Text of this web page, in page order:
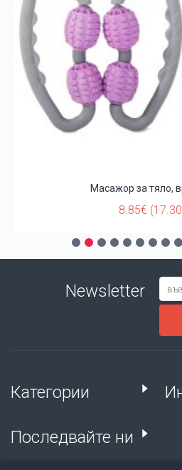
Масажор за тяло,
8.85€
Newsletter
Категории
Последвайте ни